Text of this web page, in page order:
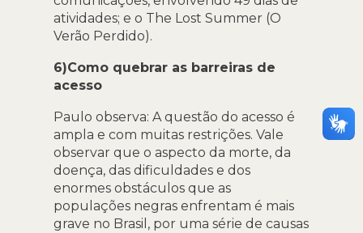
atividades; e o The Lost Summer (O
Verão Perdido).
6)Como quebrar as barreiras de
acesso
Paulo observa: A questão do acesso é
ampla e com muitas restrições. Vale
observar que o aspecto da morte, da
doença, das dificuldades e dos
enormes obstáculos que as
populações negras enfrentam é mais
grave no Brasil, por uma série de causas